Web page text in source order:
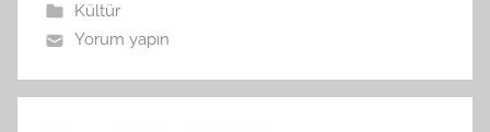
Kültür
Yorum yapın